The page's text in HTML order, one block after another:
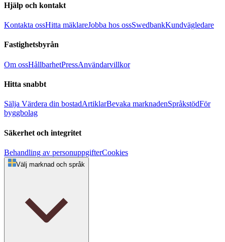
Hjälp och kontakt
Kontakta ossHitta mäklareJobba hos ossSwedbankKundvägledare
Fastighetsbyrån
Om ossHållbarhetPressAnvändarvillkor
Hitta snabbt
Sälja Värdera din bostadArtiklarBevaka marknadenSpråkstödFör
byggbolag
Säkerhet och integritet
Behandling av personuppgifterCookies
Välj marknad och språk